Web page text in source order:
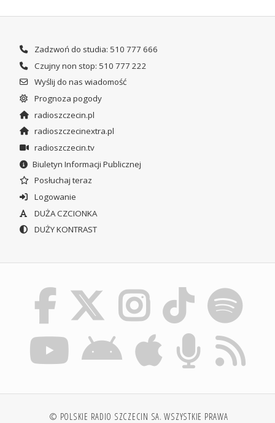
Zadzwoń do studia: 510 777 666
Czujny non stop: 510 777 222
Wyślij do nas wiadomość
Prognoza pogody
radioszczecin.pl
radioszczecinextra.pl
radioszczecin.tv
Biuletyn Informacji Publicznej
Posłuchaj teraz
Logowanie
DUŻA CZCIONKA
DUŻY KONTRAST
© POLSKIE RADIO SZCZECIN SA. WSZYSTKIE PRAWA